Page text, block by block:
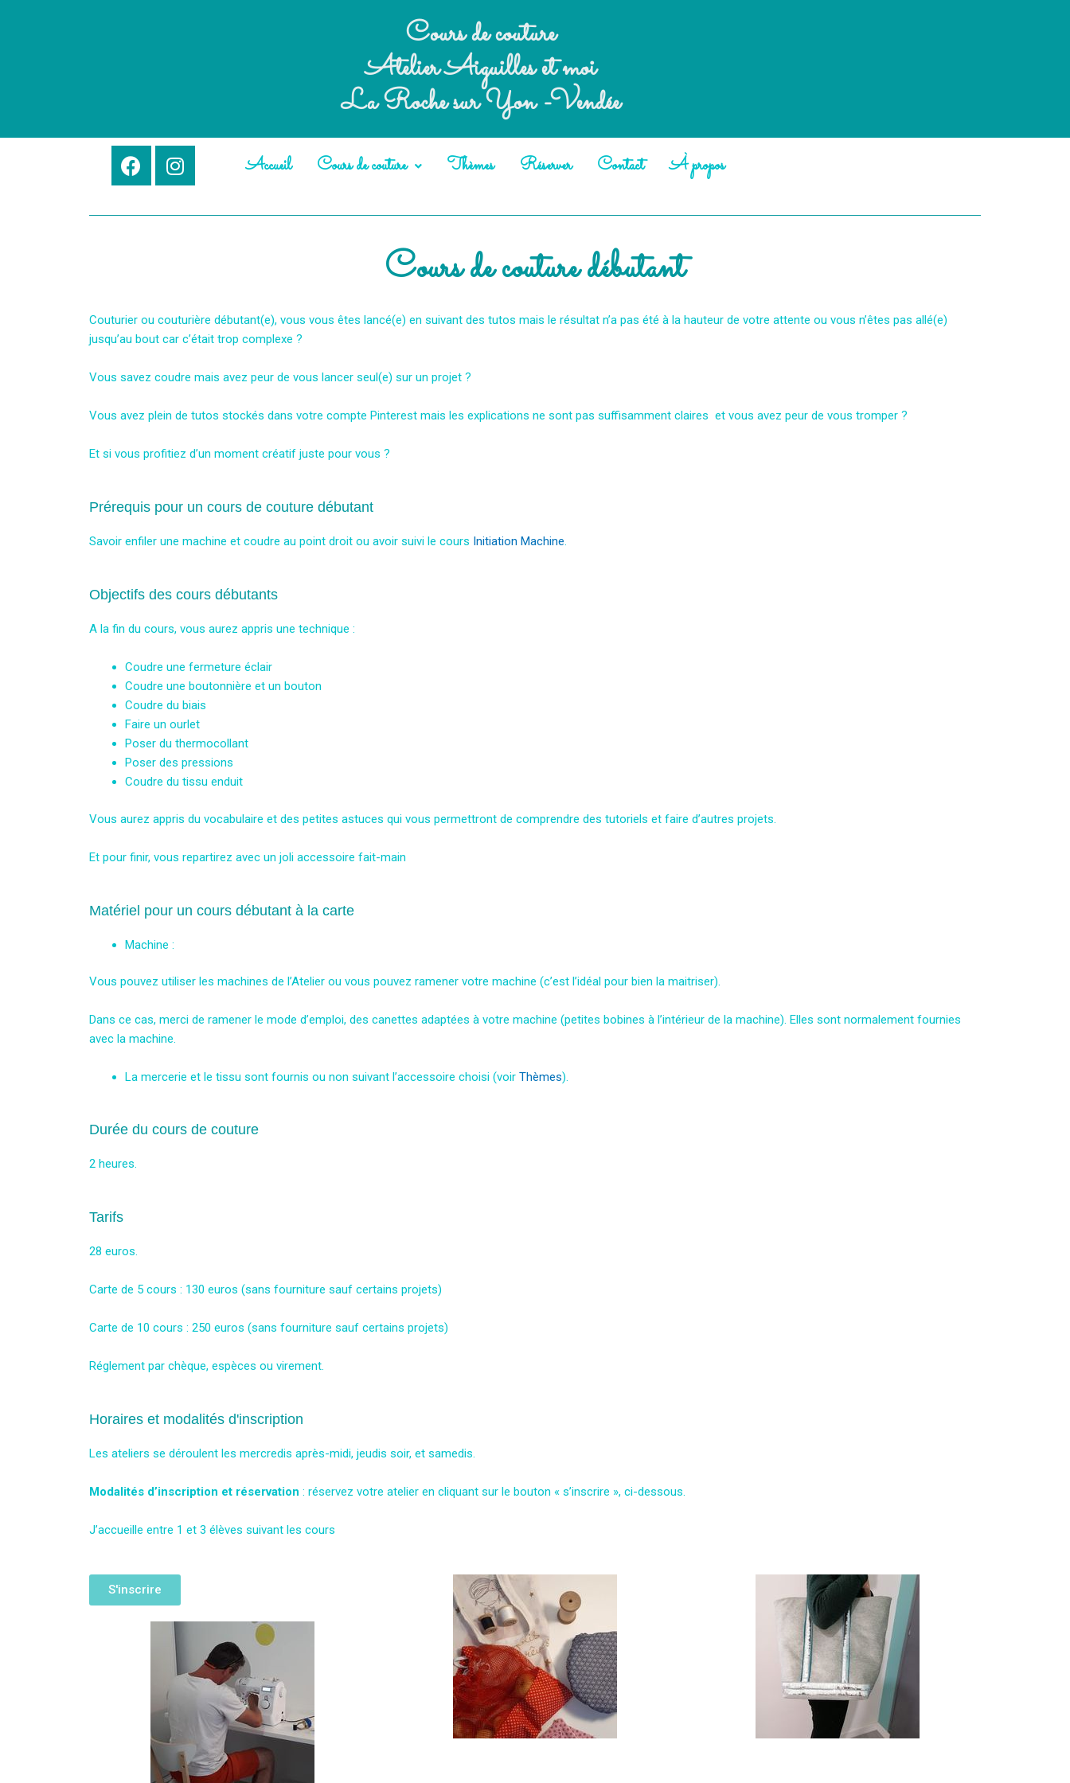
Cours de couture
Atelier Aiguilles et moi
La Roche sur Yon -Vendée
Accueil Cours de couture Thèmes Réserver Contact À propos
Cours de couture débutant
Couturier ou couturière débutant(e), vous vous êtes lancé(e) en suivant des tutos mais le résultat n’a pas été à la hauteur de votre attente ou vous n’êtes pas allé(e)
jusqu’au bout car c’était trop complexe ?
Vous savez coudre mais avez peur de vous lancer seul(e) sur un projet ?
Vous avez plein de tutos stockés dans votre compte Pinterest mais les explications ne sont pas suffisamment claires et vous avez peur de vous tromper ?
Et si vous profitiez d’un moment créatif juste pour vous ?
Prérequis pour un cours de couture débutant
Savoir enfiler une machine et coudre au point droit ou avoir suivi le cours Initiation Machine.
Objectifs des cours débutants
A la fin du cours, vous aurez appris une technique :
Coudre une fermeture éclair
Coudre une boutonnière et un bouton
Coudre du biais
Faire un ourlet
Poser du thermocollant
Poser des pressions
Coudre du tissu enduit
Vous aurez appris du vocabulaire et des petites astuces qui vous permettront de comprendre des tutoriels et faire d’autres projets.
Et pour finir, vous repartirez avec un joli accessoire fait-main
Matériel pour un cours débutant à la carte
Machine :
Vous pouvez utiliser les machines de l’Atelier ou vous pouvez ramener votre machine (c’est l’idéal pour bien la maitriser).
Dans ce cas, merci de ramener le mode d’emploi, des canettes adaptées à votre machine (petites bobines à l’intérieur de la machine). Elles sont normalement fournies
avec la machine.
La mercerie et le tissu sont fournis ou non suivant l’accessoire choisi (voir Thèmes).
Durée du cours de couture
2 heures.
Tarifs
28 euros.
Carte de 5 cours : 130 euros (sans fourniture sauf certains projets)
Carte de 10 cours : 250 euros (sans fourniture sauf certains projets)
Réglement par chèque, espèces ou virement.
Horaires et modalités d'inscription
Les ateliers se déroulent les mercredis après-midi, jeudis soir, et samedis.
Modalités d’inscription et réservation : réservez votre atelier en cliquant sur le bouton « s’inscrire », ci-dessous.
J’accueille entre 1 et 3 élèves suivant les cours
S'inscrire